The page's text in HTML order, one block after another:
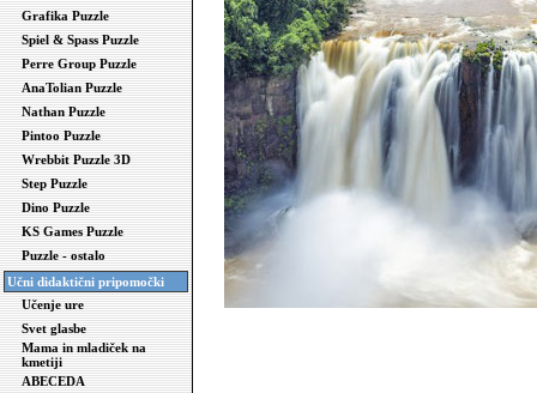
Grafika Puzzle
Spiel & Spass Puzzle
Perre Group Puzzle
AnaTolian Puzzle
Nathan Puzzle
Pintoo Puzzle
Wrebbit Puzzle 3D
Step Puzzle
Dino Puzzle
KS Games Puzzle
Puzzle - ostalo
Učni didaktični pripomočki
Učenje ure
Svet glasbe
Mama in mladiček na
kmetiji
ABECEDA